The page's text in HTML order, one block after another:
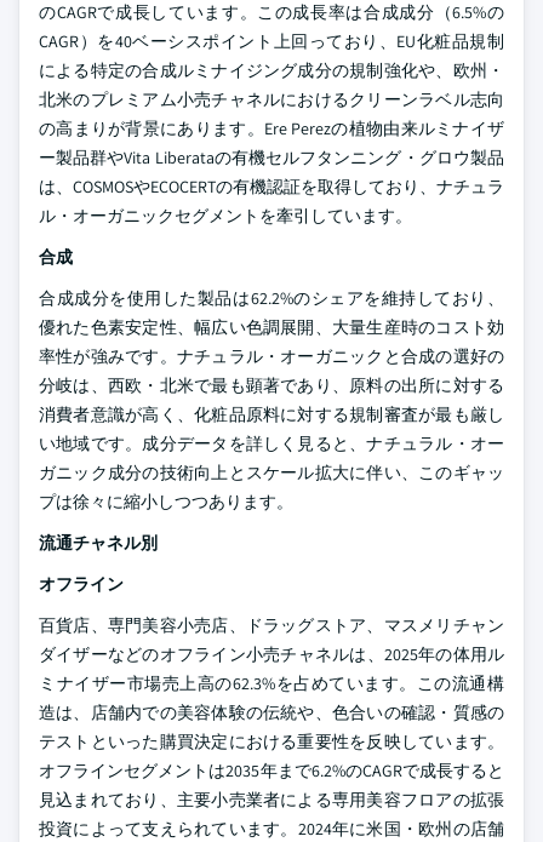
のCAGRで成長しています。この成長率は合成成分（6.5%の
CAGR）を40ベーシスポイント上回っており、EU化粧品規制
による特定の合成ルミナイジング成分の規制強化や、欧州・
北米のプレミアム小売チャネルにおけるクリーンラベル志向
の高まりが背景にあります。Ere Perezの植物由来ルミナイザ
ー製品群やVita Liberataの有機セルフタンニング・グロウ製品
は、COSMOSやECOCERTの有機認証を取得しており、ナチュラ
ル・オーガニックセグメントを牽引しています。
合成
合成成分を使用した製品は62.2%のシェアを維持しており、
優れた色素安定性、幅広い色調展開、大量生産時のコスト効
率性が強みです。ナチュラル・オーガニックと合成の選好の
分岐は、西欧・北米で最も顕著であり、原料の出所に対する
消費者意識が高く、化粧品原料に対する規制審査が最も厳し
い地域です。成分データを詳しく見ると、ナチュラル・オー
ガニック成分の技術向上とスケール拡大に伴い、このギャッ
プは徐々に縮小しつつあります。
流通チャネル別
オフライン
百貨店、専門美容小売店、ドラッグストア、マスメリチャン
ダイザーなどのオフライン小売チャネルは、2025年の体用ル
ミナイザー市場売上高の62.3%を占めています。この流通構
造は、店舗内での美容体験の伝統や、色合いの確認・質感の
テストといった購買決定における重要性を反映しています。
オフラインセグメントは2035年まで6.2%のCAGRで成長すると
見込まれており、主要小売業者による専用美容フロアの拡張
投資によって支えられています。2024年に米国・欧州の店舗